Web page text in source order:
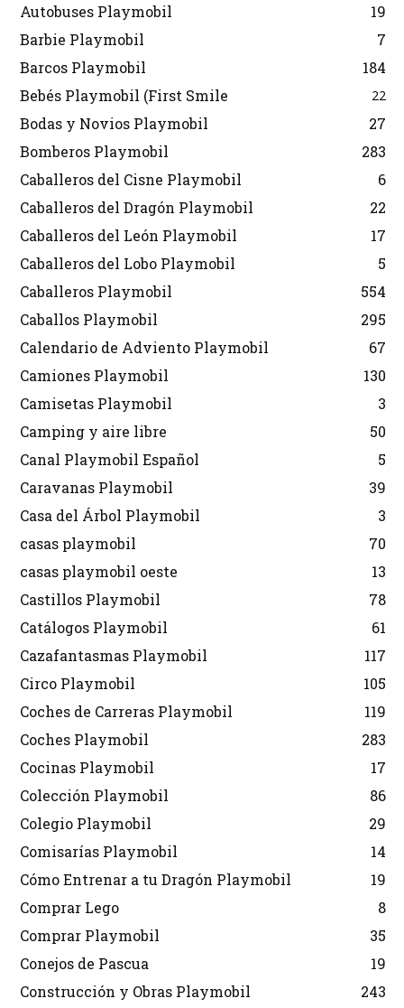
Autobuses Playmobil
19
Barbie Playmobil
7
Barcos Playmobil
184
Bebés Playmobil (First Smile
22
Bodas y Novios Playmobil
27
Bomberos Playmobil
283
Caballeros del Cisne Playmobil
6
Caballeros del Dragón Playmobil
22
Caballeros del León Playmobil
17
Caballeros del Lobo Playmobil
5
Caballeros Playmobil
554
Caballos Playmobil
295
Calendario de Adviento Playmobil
67
Camiones Playmobil
130
Camisetas Playmobil
3
Camping y aire libre
50
Canal Playmobil Español
5
Caravanas Playmobil
39
Casa del Árbol Playmobil
3
casas playmobil
70
casas playmobil oeste
13
Castillos Playmobil
78
Catálogos Playmobil
61
Cazafantasmas Playmobil
117
Circo Playmobil
105
Coches de Carreras Playmobil
119
Coches Playmobil
283
Cocinas Playmobil
17
Colección Playmobil
86
Colegio Playmobil
29
Comisarías Playmobil
14
Cómo Entrenar a tu Dragón Playmobil
19
Comprar Lego
8
Comprar Playmobil
35
Conejos de Pascua
19
Construcción y Obras Playmobil
243